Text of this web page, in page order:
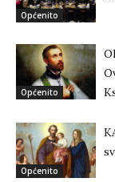
Općenito
Općenito
Općenito